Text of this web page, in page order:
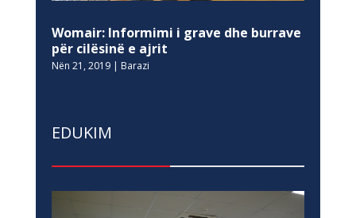
Womair: Informimi i grave dhe burrave
për cilësinë e ajrit
Nën 21, 2019| Barazi
EDUKIM